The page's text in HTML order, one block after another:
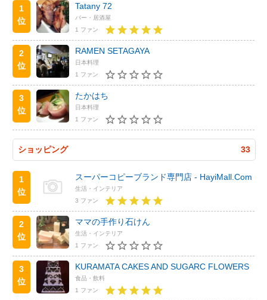
1
位
Tatany 72
バー・居酒屋
1 ファン
2
位
RAMEN SETAGAYA
日本料理
1 ファン
3
位
たかはち
日本料理
1 ファン
ショッピング 33
1
位
スーパーコピーブランド専門店 - HayiMall.Com
生活・インテリア
3 ファン
2
位
ママの手作り石けん
生活・インテリア
1 ファン
3
位
KURAMATA CAKES AND SUGARC FLOWERS
食品・飲料
1 ファン